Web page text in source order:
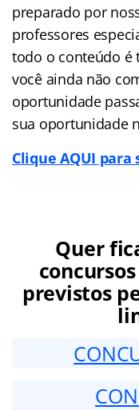
preparado por
professores
todo o conteúdo é
você ainda não
oportunidade
sua oportunidade
Clique AQUI
Quer
previstos